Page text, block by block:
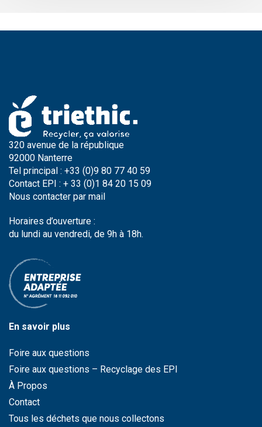
320 avenue de la république
92000 Nanterre
Tel principal : +33 (0)9 80 77 40 59
Contact EPI : + 33 (0)1 84 20 15 09
Nous contacter par mail
Horaires d’ouverture :
du lundi au vendredi, de 9h à 18h.
En savoir plus
Foire aux questions
Foire aux questions – Recyclage des EPI
À Propos
Contact
Tous les déchets que nous collectons